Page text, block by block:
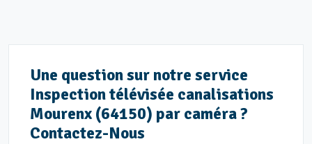
Une question sur notre service
Inspection télévisée canalisations
Mourenx (64150) par caméra ?
Contactez-Nous